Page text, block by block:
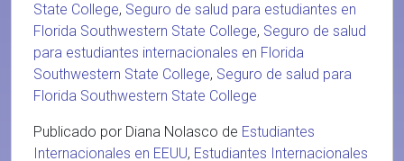
State College, Seguro de salud para estudiantes en
Florida Southwestern State College, Seguro de salud
para estudiantes internacionales en Florida
Southwestern State College, Seguro de salud para
Florida Southwestern State College
Publicado por Diana Nolasco de Estudiantes
Internacionales en EEUU, Estudiantes Internacionales